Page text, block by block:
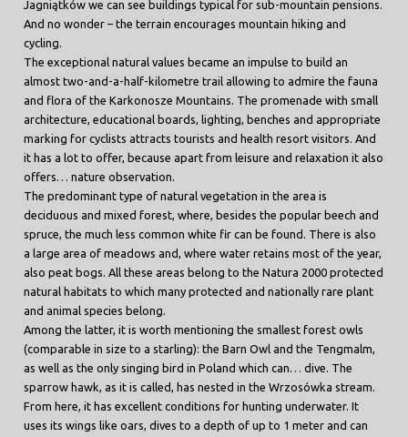
Jagniątków we can see buildings typical for sub-mountain pensions.
And no wonder – the terrain encourages mountain hiking and
cycling.
The exceptional natural values became an impulse to build an
almost two-and-a-half-kilometre trail allowing to admire the fauna
and flora of the Karkonosze Mountains. The promenade with small
architecture, educational boards, lighting, benches and appropriate
marking for cyclists attracts tourists and health resort visitors. And
it has a lot to offer, because apart from leisure and relaxation it also
offers… nature observation.
The predominant type of natural vegetation in the area is
deciduous and mixed forest, where, besides the popular beech and
spruce, the much less common white fir can be found. There is also
a large area of meadows and, where water retains most of the year,
also peat bogs. All these areas belong to the Natura 2000 protected
natural habitats to which many protected and nationally rare plant
and animal species belong.
Among the latter, it is worth mentioning the smallest forest owls
(comparable in size to a starling): the Barn Owl and the Tengmalm,
as well as the only singing bird in Poland which can… dive. The
sparrow hawk, as it is called, has nested in the Wrzosówka stream.
From here, it has excellent conditions for hunting underwater. It
uses its wings like oars, dives to a depth of up to 1 meter and can